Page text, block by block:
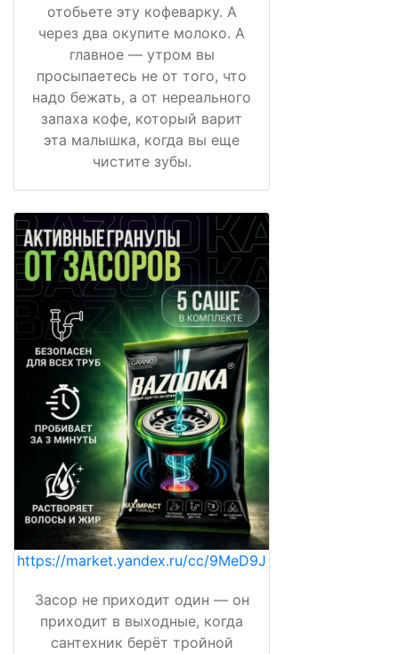
отобьете эту кофеварку. А
через два окупите молоко. А
главное — утром вы
просыпаетесь не от того, что
надо бежать, а от нереального
запаха кофе, который варит
эта малышка, когда вы еще
чистите зубы.
https://market.yandex.ru/cc/9MeD9J
Засор не приходит один — он
приходит в выходные, когда
сантехник берёт тройной